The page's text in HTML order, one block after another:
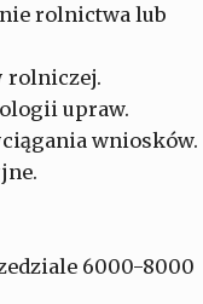
rolnictwa lub
rolniczej.
upraw.
wniosków.
6000-8000